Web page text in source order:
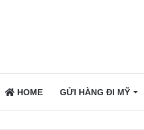
HOME GỬI HÀNG ĐI MỸ